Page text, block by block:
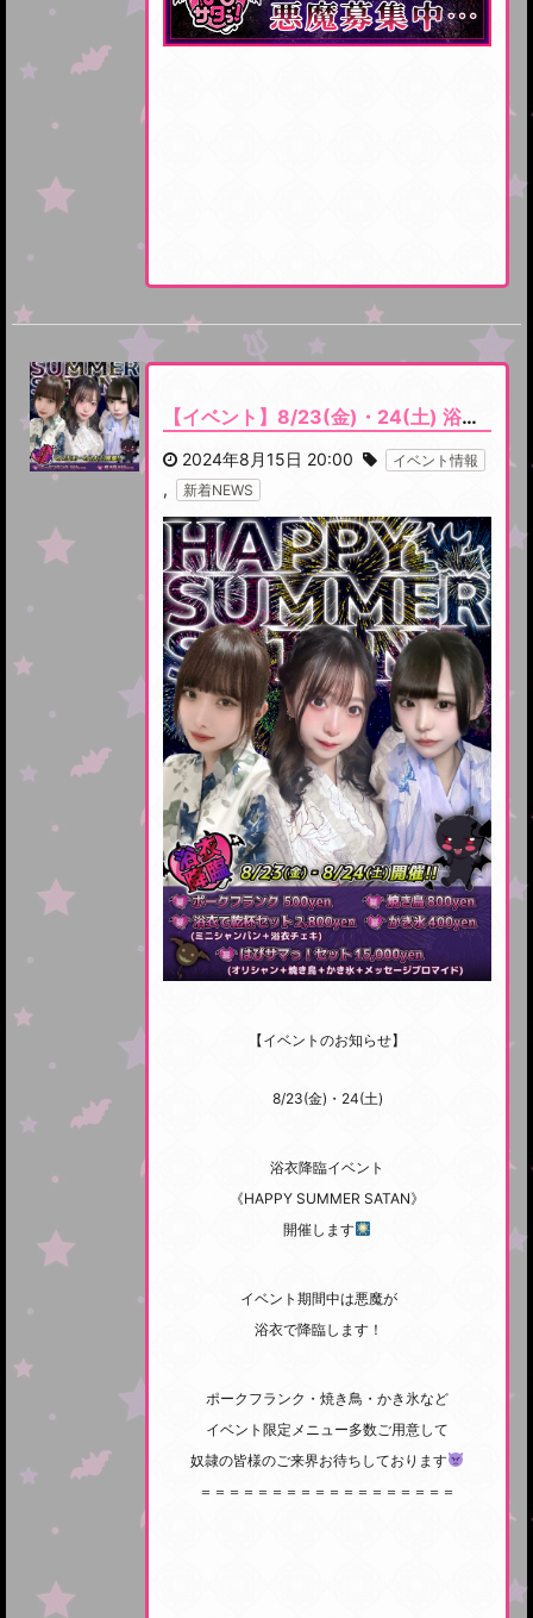
【イベント】8/23(金)・24(土) 浴衣降臨イベント『HAPPY SUMMER SATAN』開催します
2024年8月15日 20:00 イベント情報
, 新着NEWS
【イベントのお知らせ】
8/23(金)・24(土)
浴衣降臨イベント
《HAPPY SUMMER SATAN》
開催します
イベント期間中は悪魔が
浴衣で降臨します！
ポークフランク・焼き鳥・かき氷など
イベント限定メニュー多数ご用意して
奴隷の皆様のご来界お待ちしております
＝＝＝＝＝＝＝＝＝＝＝＝＝＝＝＝＝＝